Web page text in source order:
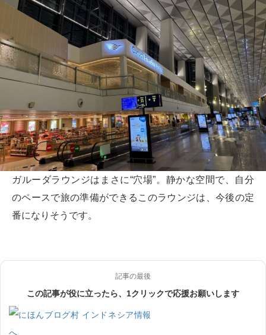
ガルーダラウンジはまさに“穴場”。静かな空間で、自分
のペースで旅の準備ができるこのラウンジは、今後の定
番になりそうです。
記事の最後
この記事が役に立ったら、1クリックで応援お願いします